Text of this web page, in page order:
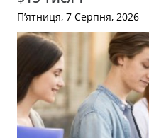
П’ятниця, 7 Серпня, 2026